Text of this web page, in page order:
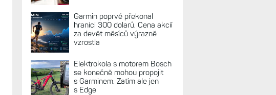
Garmin poprvé překonal
hranici 300 dolarů. Cena akcií
za devět měsíců výrazně
vzrostla
Elektrokola s motorem Bosch
se konečně mohou propojit
s Garminem. Zatím ale jen
s Edge